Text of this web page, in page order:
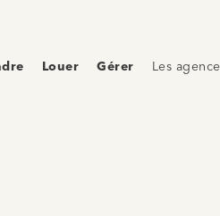
Louer Gérer Les